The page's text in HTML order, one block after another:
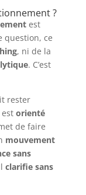
?
est
question, ce
, ni de la
. C’est
rester
orienté
de faire
mouvement
sans
clarifie sans